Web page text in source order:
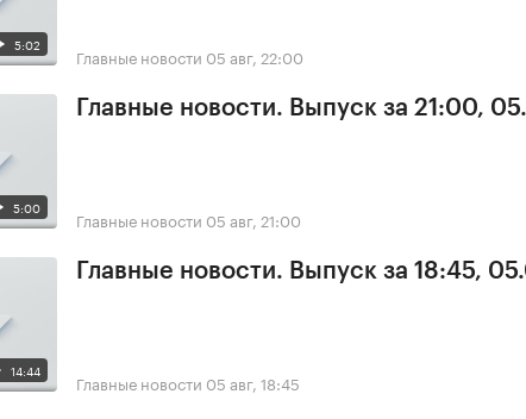
5:02 Главные новости 05 авг, 22:00
5:00
Главные новости. Выпуск за 21:00,
Главные новости 05 авг, 21:00
14:44
Главные новости. Выпуск за 18:45,
Главные новости 05 авг, 18:45